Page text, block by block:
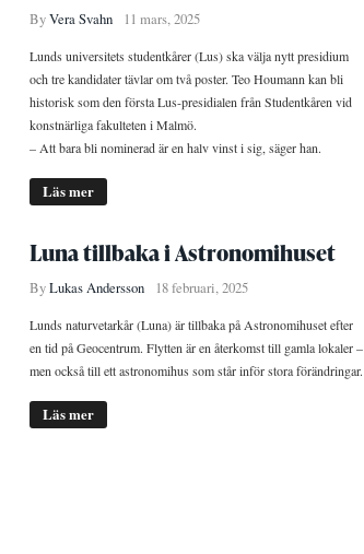
ByVera Svahn 11 mars, 2025
Lunds universitets studentkårer (Lus) ska välja nytt presidium
och tre kandidater tävlar om två poster. Teo Houmann kan bli
historisk som den första Lus-presidialen från Studentkåren vid
konstnärliga fakulteten i Malmö.
– Att bara bli nominerad är en halv vinst i sig, säger han.
Läs mer
Luna tillbaka i Astronomihuset
ByLukas Andersson 18 februari, 2025
Lunds naturvetarkår (Luna) är tillbaka på Astronomihuset efter
en tid på Geocentrum. Flytten är en återkomst till gamla lokaler –
men också till ett astronomihus som står inför stora förändringar.
Läs mer